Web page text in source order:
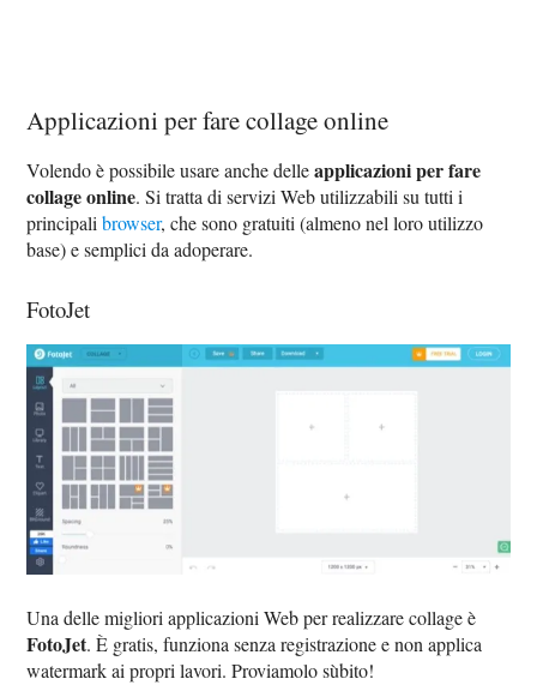
Applicazioni per fare collage online
Volendo è possibile usare anche delleapplicazioni per fare
collage online. Si tratta di servizi Web utilizzabili su tutti i
principalibrowser, che sono gratuiti (almeno nel loro utilizzo
base) e semplici da adoperare.
FotoJet
Una delle migliori applicazioni Web per realizzare collage è
FotoJet. È gratis, funziona senza registrazione e non applica
watermark ai propri lavori. Proviamolo sùbito!